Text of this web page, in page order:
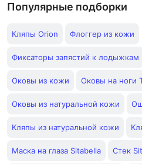
Популярные подборки
Кляпы Orion Флоггер из кожи
Фиксаторы запястий к лодыжкам
Оковы из кожи Оковы на ноги
Оковы из натуральной кожи
Кляпы из натуральной кожи
Маска на глаза Sitabella Стек